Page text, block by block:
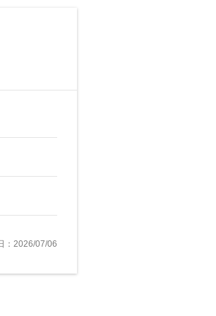
：2026/07/06